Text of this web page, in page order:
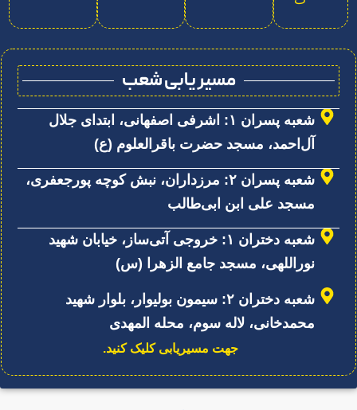
مسیر یابی شعب
شعبه پسران ۱: اشرفی اصفهانی، ابتدای جلال
آل‌احمد، مسجد حضرت باقرالعلوم (ع)
شعبه پسران ۲: مرزداران، نبش کوچه پورجعفری،
مسجد علی ابن ابی‌طالب
شعبه دختران ۱: خروجی آتی‌ساز، خیابان شهید
نوراللهی، مسجد جامع الزهرا (س)
شعبه دختران ۲: سیمون بولیوار، بلوار شهید
محمدخانی، لاله سوم، محله المهدی
جهت مسیریابی کلیک کنید.